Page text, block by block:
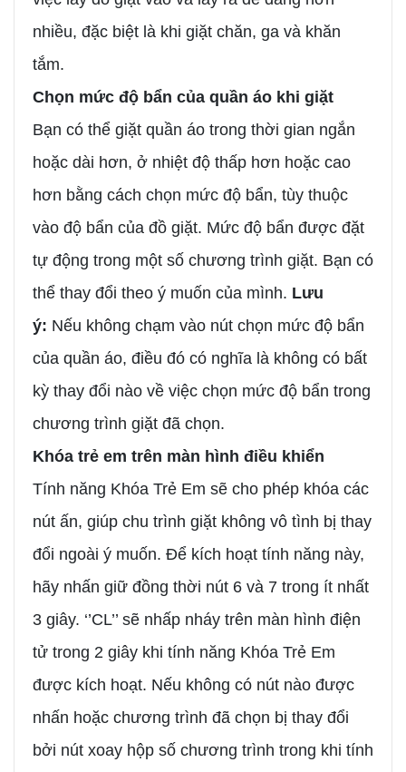
nhiều, đặc biệt là khi giặt chăn, ga và khăn
tắm.
Chọn mức độ bẩn của quần áo khi giặt
Bạn có thể giặt quần áo trong thời gian ngắn
hoặc dài hơn, ở nhiệt độ thấp hơn hoặc cao
hơn bằng cách chọn mức độ bẩn, tùy thuộc
vào độ bẩn của đồ giặt. Mức độ bẩn được đặt
tự động trong một số chương trình giặt. Bạn có
thể thay đổi theo ý muốn của mình. Lưu
ý: Nếu không chạm vào nút chọn mức độ bẩn
của quần áo, điều đó có nghĩa là không có bất
kỳ thay đổi nào về việc chọn mức độ bẩn trong
chương trình giặt đã chọn.
Khóa trẻ em trên màn hình điều khiển
Tính năng Khóa Trẻ Em sẽ cho phép khóa các
nút ấn, giúp chu trình giặt không vô tình bị thay
đổi ngoài ý muốn. Để kích hoạt tính năng này,
hãy nhấn giữ đồng thời nút 6 và 7 trong ít nhất
3 giây. ‘’CL’’ sẽ nhấp nháy trên màn hình điện
tử trong 2 giây khi tính năng Khóa Trẻ Em
được kích hoạt. Nếu không có nút nào được
nhấn hoặc chương trình đã chọn bị thay đổi
bởi nút xoay hộp số chương trình trong khi tính